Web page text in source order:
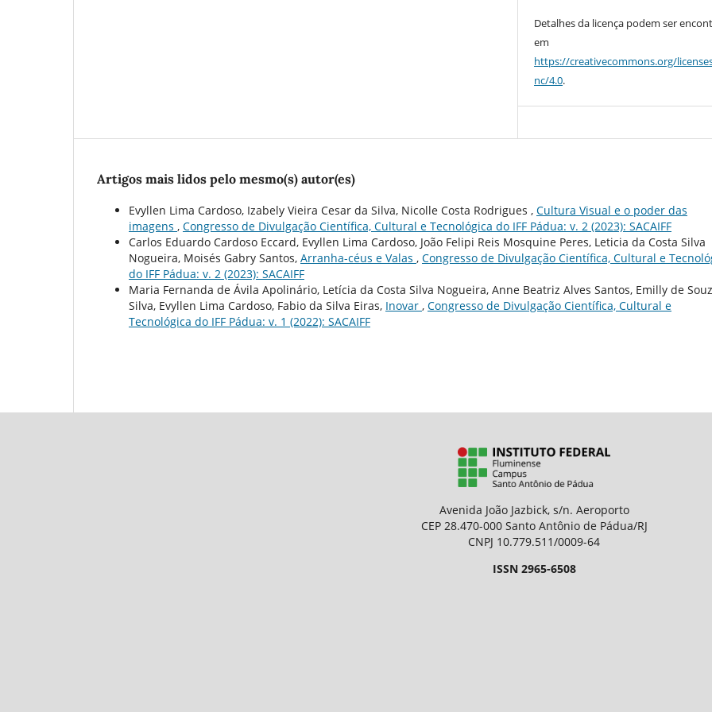
Detalhes da licença podem ser
em
https://creativecommons.org/
nc/4.0.
Artigos mais lidos pelo mesmo(s) autor(es)
Evyllen Lima Cardoso, Izabely Vieira Cesar da Silva, Nicolle Costa Rodrigues , Cultura Visual e o poder das
imagens , Congresso de Divulgação Científica, Cultural e Tecnológica do IFF Pádua: v. 2 (2023): SACAIFF
Carlos Eduardo Cardoso Eccard, Evyllen Lima Cardoso, João Felipi Reis Mosquine Peres, Leticia da Costa Silva
Nogueira, Moisés Gabry Santos, Arranha-céus e Valas , Congresso de Divulgação Científica, Cultural e
do IFF Pádua: v. 2 (2023): SACAIFF
Maria Fernanda de Ávila Apolinário, Letícia da Costa Silva Nogueira, Anne Beatriz Alves Santos, Emilly de
Silva, Evyllen Lima Cardoso, Fabio da Silva Eiras, Inovar , Congresso de Divulgação Científica, Cultural e
Tecnológica do IFF Pádua: v. 1 (2022): SACAIFF
Avenida João Jazbick, s/n. Aeroporto
CEP 28.470-000 Santo Antônio de Pádua/RJ
CNPJ 10.779.511/0009-64
ISSN 2965-6508